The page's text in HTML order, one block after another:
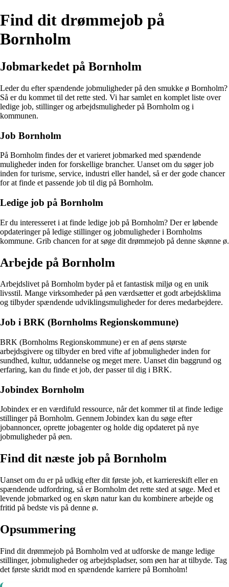
Find dit drømmejob på
Bornholm
Jobmarkedet på Bornholm
Leder du efter spændende jobmuligheder på den smukke ø Bornholm?
Så er du kommet til det rette sted. Vi har samlet en komplet liste over
ledige job, stillinger og arbejdsmuligheder på Bornholm og i
kommunen.
Job Bornholm
På Bornholm findes der et varieret jobmarked med spændende
muligheder inden for forskellige brancher. Uanset om du søger job
inden for turisme, service, industri eller handel, så er der gode chancer
for at finde et passende job til dig på Bornholm.
Ledige job på Bornholm
Er du interesseret i at finde ledige job på Bornholm? Der er løbende
opdateringer på ledige stillinger og jobmuligheder i Bornholms
kommune. Grib chancen for at søge dit drømmejob på denne skønne ø.
Arbejde på Bornholm
Arbejdslivet på Bornholm byder på et fantastisk miljø og en unik
livsstil. Mange virksomheder på øen værdsætter et godt arbejdsklima
og tilbyder spændende udviklingsmuligheder for deres medarbejdere.
Job i BRK (Bornholms Regionskommune)
BRK (Bornholms Regionskommune) er en af øens største
arbejdsgivere og tilbyder en bred vifte af jobmuligheder inden for
sundhed, kultur, uddannelse og meget mere. Uanset din baggrund og
erfaring, kan du finde et job, der passer til dig i BRK.
Jobindex Bornholm
Jobindex er en værdifuld ressource, når det kommer til at finde ledige
stillinger på Bornholm. Gennem Jobindex kan du søge efter
jobannoncer, oprette jobagenter og holde dig opdateret på nye
jobmuligheder på øen.
Find dit næste job på Bornholm
Uanset om du er på udkig efter dit første job, et karriereskift eller en
spændende udfordring, så er Bornholm det rette sted at søge. Med et
levende jobmarked og en skøn natur kan du kombinere arbejde og
fritid på bedste vis på denne ø.
Opsummering
Find dit drømmejob på Bornholm ved at udforske de mange ledige
stillinger, jobmuligheder og arbejdspladser, som øen har at tilbyde. Tag
det første skridt mod en spændende karriere på Bornholm!